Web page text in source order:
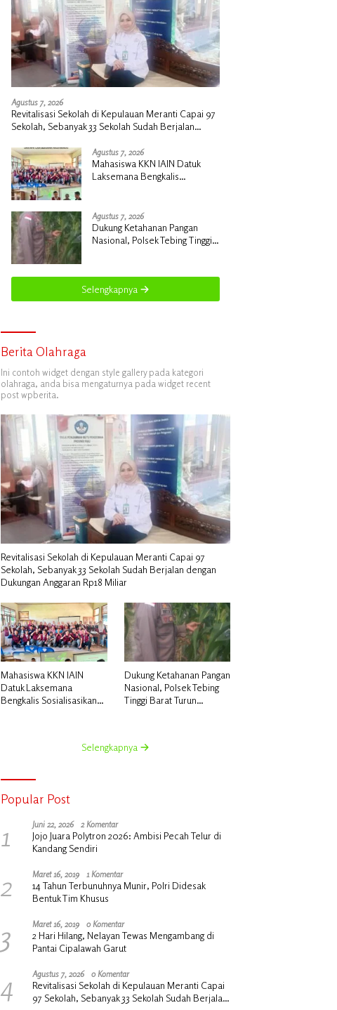
Agustus 7, 2026
Revitalisasi Sekolah di Kepulauan Meranti Capai 97
Sekolah, Sebanyak 33 Sekolah Sudah Berjalan
Agustus 7, 2026
Mahasiswa KKN IAIN Datuk
Laksemana Bengkalis
Cair di Desa Kedabu Rapat
Agustus 7, 2026
Dukung Ketahanan Pangan
Nasional, Polsek Tebing Tinggi
Selengkapnya
Berita Olahraga
Ini contoh widget dengan style gallery pada kategori
olahraga, anda bisa mengaturnya pada widget recent
post wpberita.
Revitalisasi Sekolah di Kepulauan Meranti Capai 97
Sekolah, Sebanyak 33 Sekolah Sudah Berjalan dengan
Dukungan Anggaran Rp18 Miliar
Mahasiswa KKN IAIN
Datuk Laksemana
Bengkalis Sosialisasikan
Dukung Ketahanan Pangan
Nasional, Polsek Tebing
Tinggi Barat Turun
Selengkapnya
Popular Post
1 Juni 22, 2026 2 Komentar
Jojo Juara Polytron 2026: Ambisi Pecah Telur di
Kandang Sendiri
2 Maret 16, 2019 1 Komentar
14 Tahun Terbunuhnya Munir, Polri Didesak
Bentuk Tim Khusus
3 Maret 16, 2019 0 Komentar
2 Hari Hilang, Nelayan Tewas Mengambang di
Pantai Cipalawah Garut
4 Agustus 7, 2026 0 Komentar
Revitalisasi Sekolah di Kepulauan Meranti Capai
97 Sekolah, Sebanyak 33 Sekolah Sudah Berjalan